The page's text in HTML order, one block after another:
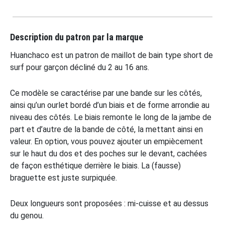
Description du patron par la marque
Huanchaco est un patron de maillot de bain type short de
surf pour garçon décliné du 2 au 16 ans.
Ce modèle se caractérise par une bande sur les côtés,
ainsi qu’un ourlet bordé d’un biais et de forme arrondie au
niveau des côtés. Le biais remonte le long de la jambe de
part et d’autre de la bande de côté, la mettant ainsi en
valeur. En option, vous pouvez ajouter un empiècement
sur le haut du dos et des poches sur le devant, cachées
de façon esthétique derrière le biais. La (fausse)
braguette est juste surpiquée.
Deux longueurs sont proposées : mi-cuisse et au dessus
du genou.